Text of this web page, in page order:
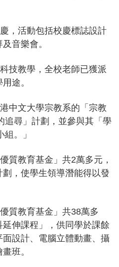
，活動包括校慶標誌設計
音樂會。
技教學，全校老師已獲派
途。
中文大學宗教系的「宗教
追尋」計劃，並參與其「學
。」
質教育基金」共2萬多元，
，使學生領導潛能得以發
質教育基金」共38萬多
伸課程」，供同學於課餘
設計、電腦立體動畫、攝
班。